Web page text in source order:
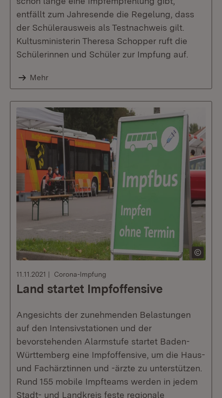
entfällt zum Jahresende die Regelung, dass
der Schülerausweis als Testnachweis gilt.
Kultusministerin Theresa Schopper ruft die
Schülerinnen und Schüler zur Impfung auf.
Mehr
11.11.2021 Corona-Impfung
Land startet Impfoffensive
Angesichts der zunehmenden Belastungen
auf den Intensivstationen und der
bevorstehenden Alarmstufe startet Baden-
Württemberg eine Impfoffensive, um die Haus-
und Fachärztinnen und -ärzte zu unterstützen.
Rund 155 mobile Impfteams werden in jedem
Stadt- und Landkreis feste regionale